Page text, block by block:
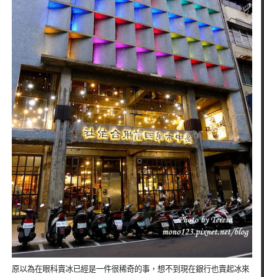
原以為在眼科賣冰已經是一件很稀奇的事，想不到現在銀行也賣起冰來